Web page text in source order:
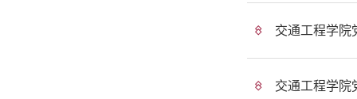
交通工程学院
交通工程学院